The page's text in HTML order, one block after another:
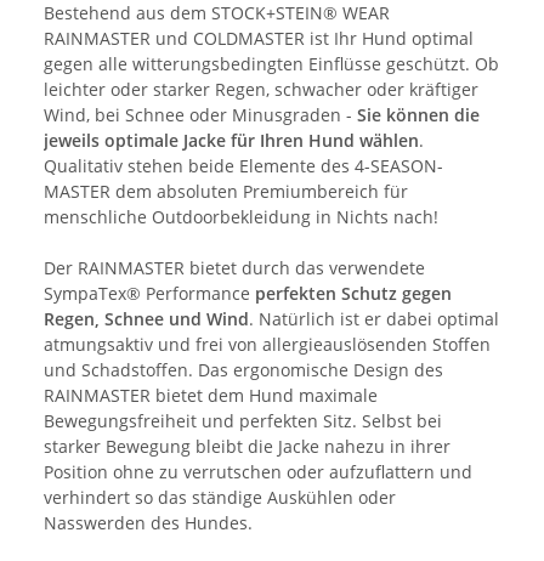
Bestehend aus dem STOCK+STEIN® WEAR
RAINMASTER und COLDMASTER ist Ihr Hund optimal
gegen alle witterungsbedingten Einflüsse geschützt. Ob
leichter oder starker Regen, schwacher oder kräftiger
Wind, bei Schnee oder Minusgraden - Sie können die
jeweils optimale Jacke für Ihren Hund wählen.
Qualitativ stehen beide Elemente des 4-SEASON-
MASTER dem absoluten Premiumbereich für
menschliche Outdoorbekleidung in Nichts nach!
Der RAINMASTER bietet durch das verwendete
SympaTex® Performance perfekten Schutz gegen
Regen, Schnee und Wind. Natürlich ist er dabei optimal
atmungsaktiv und frei von allergieauslösenden Stoffen
und Schadstoffen. Das ergonomische Design des
RAINMASTER bietet dem Hund maximale
Bewegungsfreiheit und perfekten Sitz. Selbst bei
starker Bewegung bleibt die Jacke nahezu in ihrer
Position ohne zu verrutschen oder aufzuflattern und
verhindert so das ständige Auskühlen oder
Nasswerden des Hundes.